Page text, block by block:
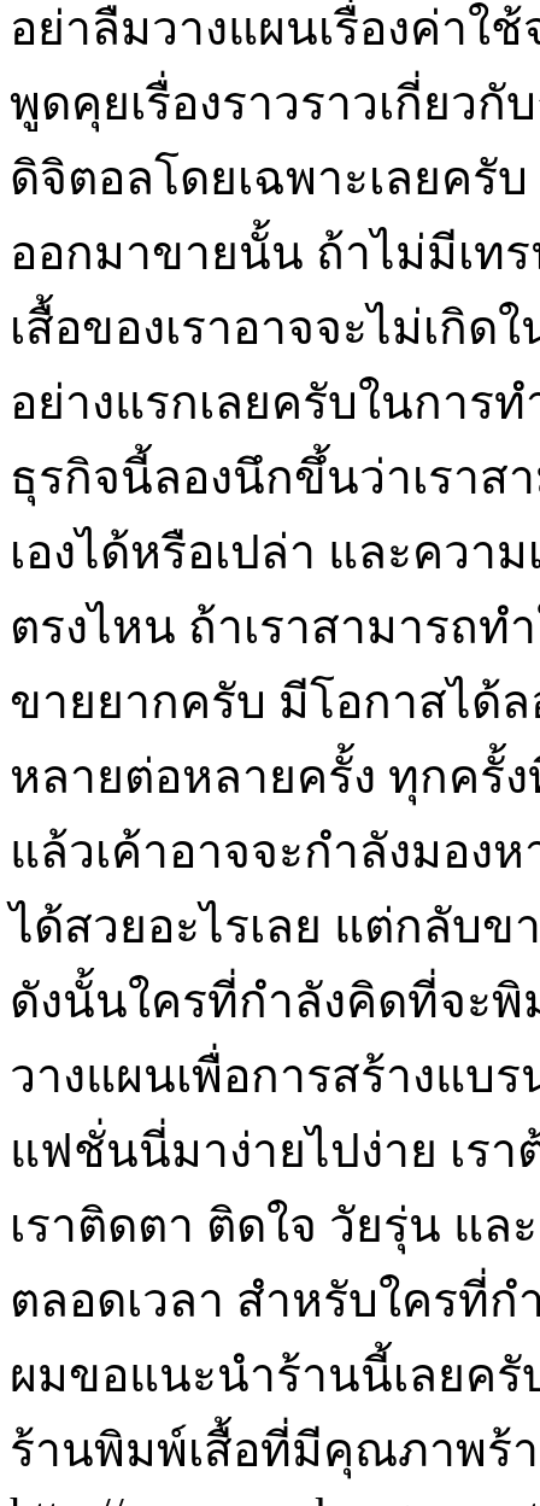
อย่าลืมวางแผนเรื่องค่าใ
พูดคุยเรื่องราวราวเกี่ยว
ดิจิตอลโดยเฉพาะเลยครับ
ออกมาขายนั้น ถ้าไม่มีเท
เสื้อของเราอาจจะไม่เกิ
อย่างแรกเลยครับในการ
ธุรกิจนี้ลองนึกขึ้นว่าเราส
เองได้หรือเปล่า และควา
ตรงไหน ถ้าเราสามารถ
ขายยากครับ มีโอกาสได้
หลายต่อหลายครั้ง ทุกครั้
แล้วเค้าอาจจะกำลังมอง
ได้สวยอะไรเลย แต่กลับข
ดังนั้นใครที่กำลังคิดที่จะ
วางแผนเพื่อการสร้างแบ
แฟชั่นนี่มาง่ายไปง่าย เรา
เราติดตา ติดใจ วัยรุ่น แล
ตลอดเวลา สำหรับใครที่
ผมขอแนะนำร้านนี้เลยครับ
ร้านพิมพ์เสื้อที่มีคุณภาพร้